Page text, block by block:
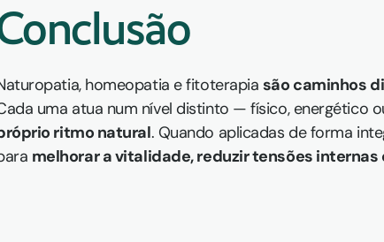
homeopatia e fitoterapia são caminhos
uma atua num nível distinto — físico, energético
ritmo natural. Quando aplicadas de forma
melhorar a vitalidade, reduzir tensões